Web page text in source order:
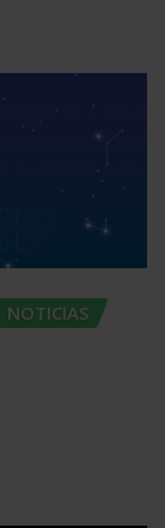
NOTICIAS